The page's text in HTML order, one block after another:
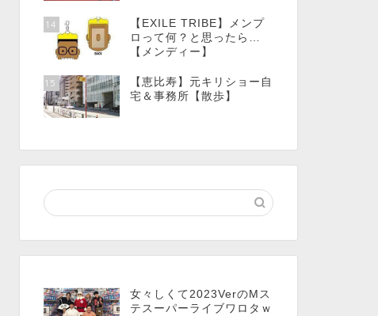
14
【EXILE TRIBE】メンプ
ロって何？と思ったら…
【メンディー】
15
【恵比寿】元キリショー自
宅＆事務所【散歩】
女々しくて2023VerのMス
テスーパーライブワロタｗ